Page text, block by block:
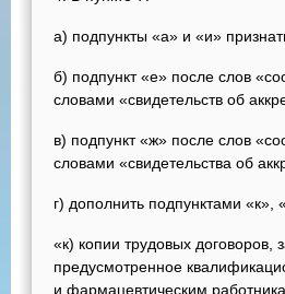
а) подпункты «а» и «и»
б) подпункт «е» после слов
словами «свидетельств об
в) подпункт «ж» после слов
словами «свидетельства об
г) дополнить подпунктами
«к) копии трудовых
предусмотренное
и фармацевтическим